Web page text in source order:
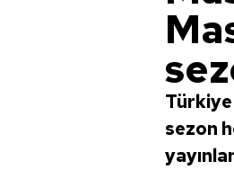
sezon